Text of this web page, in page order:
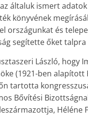
általuk ismert
könyvének
országunkat és
segítette őket talpra
László, hogy
(1921-ben
tartotta
Bővítési